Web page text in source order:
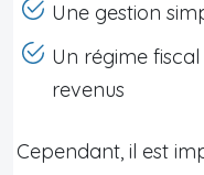
Une gestion
Un régime
revenus
Cependant, il est